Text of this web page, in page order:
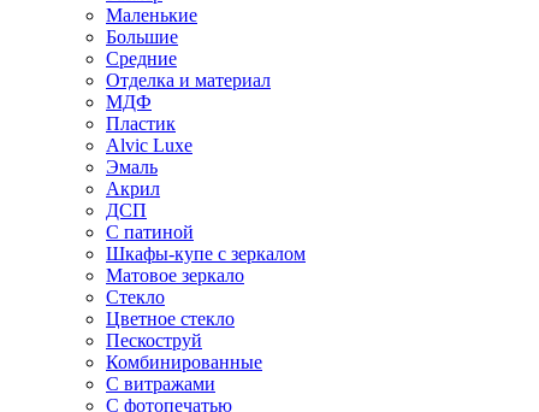
Маленькие
Большие
Средние
Отделка и материал
МДФ
Пластик
Alvic Luxe
Эмаль
Акрил
ДСП
С патиной
Шкафы-купе с зеркалом
Матовое зеркало
Стекло
Цветное стекло
Пескоструй
Комбинированные
С витражами
С фотопечатью